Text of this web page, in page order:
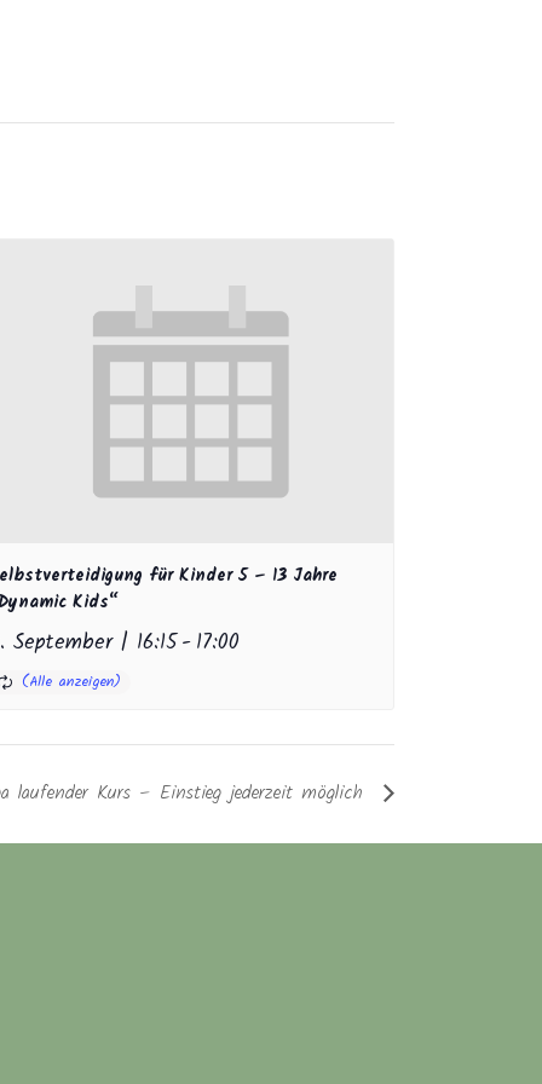
für Kinder 5 – 13 Jahre
Kids“
September | 16:15-17:00
laufender Kurs – Einstieg jederzeit möglich